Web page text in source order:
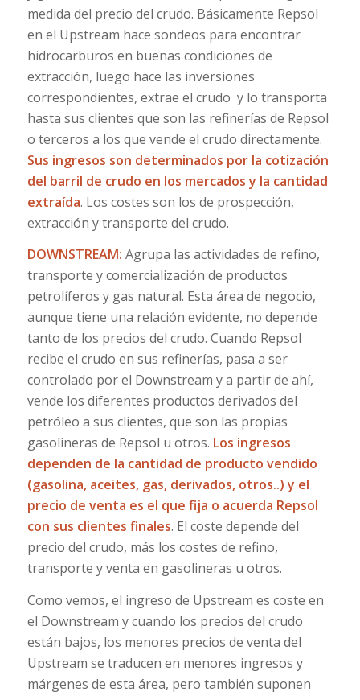
medida del precio del crudo. Básicamente Repsol
en el Upstream hace sondeos para encontrar
hidrocarburos en buenas condiciones de
extracción, luego hace las inversiones
correspondientes, extrae el crudo y lo transporta
hasta sus clientes que son las refinerías de Repsol
o terceros a los que vende el crudo directamente.
Sus ingresos son determinados por la cotización
del barril de crudo en los mercados y la cantidad
extraída. Los costes son los de prospección,
extracción y transporte del crudo.
DOWNSTREAM: Agrupa las actividades de refino,
transporte y comercialización de productos
petrolíferos y gas natural. Esta área de negocio,
aunque tiene una relación evidente, no depende
tanto de los precios del crudo. Cuando Repsol
recibe el crudo en sus refinerías, pasa a ser
controlado por el Downstream y a partir de ahí,
vende los diferentes productos derivados del
petróleo a sus clientes, que son las propias
gasolineras de Repsol u otros. Los ingresos
dependen de la cantidad de producto vendido
(gasolina, aceites, gas, derivados, otros..) y el
precio de venta es el que fija o acuerda Repsol
con sus clientes finales. El coste depende del
precio del crudo, más los costes de refino,
transporte y venta en gasolineras u otros.
Como vemos, el ingreso de Upstream es coste en
el Downstream y cuando los precios del crudo
están bajos, los menores precios de venta del
Upstream se traducen en menores ingresos y
márgenes de esta área, pero también suponen